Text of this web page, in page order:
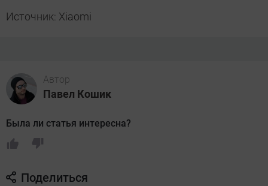
Источник: Xiaomi
Автор
Павел Кошик
Была ли статья интересна?
Поделиться